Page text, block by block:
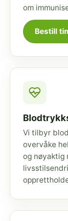
om
Bestill
Vi tilbyr
overvåke
og nøyaktig